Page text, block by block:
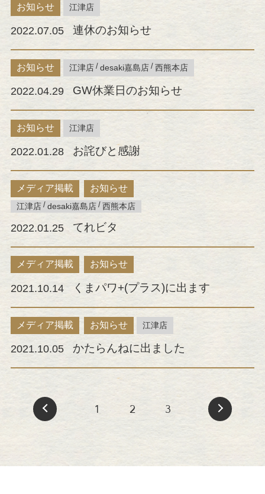
お知らせ 江津店
2022.07.05 連休のお知らせ
お知らせ 江津店 desaki嘉島店 西熊本店
2022.04.29 GW休業日のお知らせ
お知らせ 江津店
2022.01.28 お詫びと感謝
メディア掲載 お知らせ
江津店 desaki嘉島店 西熊本店
2022.01.25 てれビタ
メディア掲載 お知らせ
2021.10.14 くまパワ+(プラス)に出ます
メディア掲載 お知らせ 江津店
2021.10.05 かたらんねに出ました
1 2 3